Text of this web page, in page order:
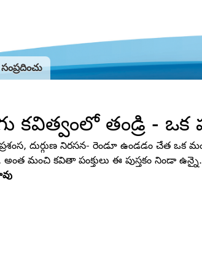
సంప్రదించు
కవిత్వంలో తండ్రి - ఒక
ప్రశంస, దుర్గుణ నిరసన- రెండూ ఉండడం చేత
మంచి కవితా పంక్తులు ఈ పుస్తకం నిండా ఉన్నై.